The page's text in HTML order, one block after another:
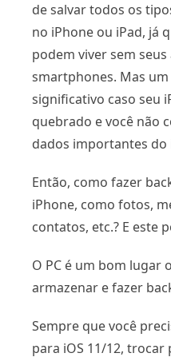
de salvar todos os
no iPhone ou iPad, já
podem viver sem
smartphones. Mas
significativo caso seu
quebrado e você não
dados importantes do
Então, como fazer
iPhone, como fotos,
contatos, etc.? E este
O PC é um bom lugar
armazenar e fazer
Sempre que você
para iOS 11/12,